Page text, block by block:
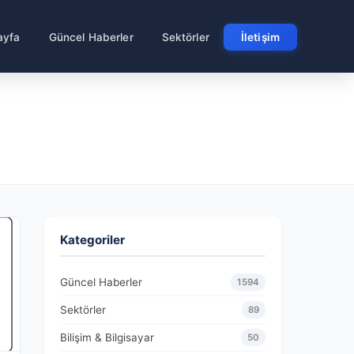
Güncel Haberler Sektörler İletişim
Kategoriler
Güncel Haberler 1594
Sektörler 89
Bilişim & Bilgisayar 50